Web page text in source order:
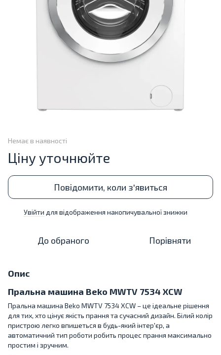
Немає в наявності
Ціну уточнюйте
Повідомити, коли з'явиться
Увійти для відображення накопичувальної знижки
До обраного Порівняти
Опис
Пральна машина Beko MWTV 7534 XCW
Пральна машина Beko MWTV 7534 XCW – це ідеальне рішення
для тих, хто цінує якість прання та сучасний дизайн. Білий колір
пристрою легко впишеться в будь-який інтер'єр, а
автоматичний тип роботи робить процес прання максимально
простим і зручним.